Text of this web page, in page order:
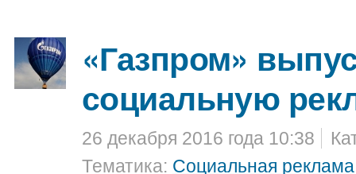
«Газпром»
социальную
26 декабря 2016 года 10:38
Тематика: Социальная реклама